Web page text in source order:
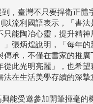
，臺灣不只要捍衛正體
以流利國語表示，「書
只能陶冶心靈，提升精
」張炳煌說明，「每年
傳承，不僅在書家的推
從此光明亮麗」，也希
在生活美學存續的深摯
能受邀參加開筆揮毫的